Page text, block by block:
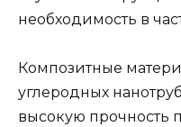
необходимость в
Композитные
углеродных
высокую прочность